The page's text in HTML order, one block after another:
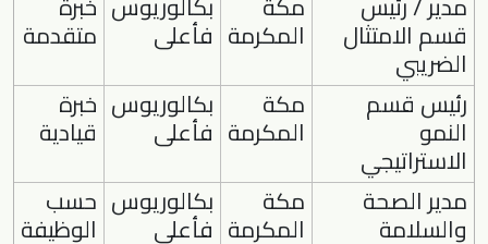
قسم الامتثال
الضريبي
المكرمة فأعلى
متقدمة
رئيس قسم
النمو
الاستراتيجي
مكة
المكرمة
بكالوريوس
فأعلى
خبرة
قيادية
مدير الصحة
والسلامة
مكة
المكرمة
بكالوريوس
فأعلى
حسب
الوظيفة